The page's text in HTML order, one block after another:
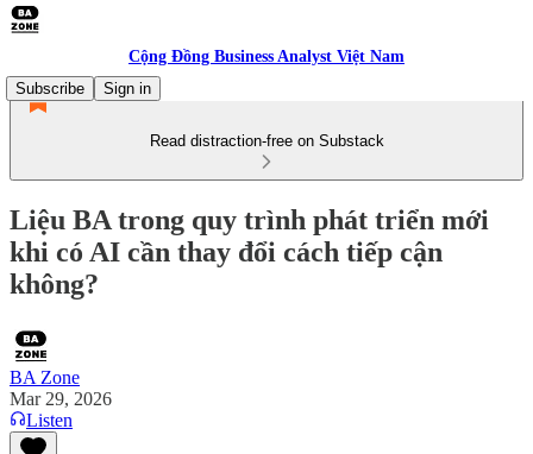
Cộng Đồng Business Analyst Việt Nam
Subscribe
Sign in
Read distraction-free on Substack
Liệu BA trong quy trình phát triển mới
khi có AI cần thay đổi cách tiếp cận
không?
BA Zone
Mar 29, 2026
Listen